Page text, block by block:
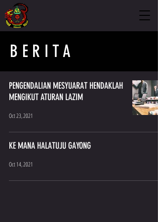
BERITA
PENGENDALIAN MESYUARAT HENDAKLAH
MENGIKUT ATURAN LAZIM
Oct 23, 2021
KE MANA HALATUJU GAYONG
Oct 14, 2021